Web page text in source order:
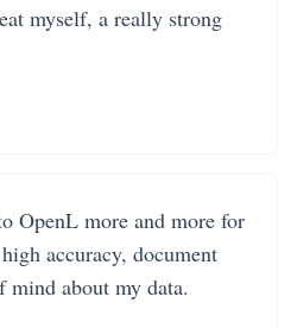
myself, a really strong
OpenL more and more for
accuracy, document
mind about my data.